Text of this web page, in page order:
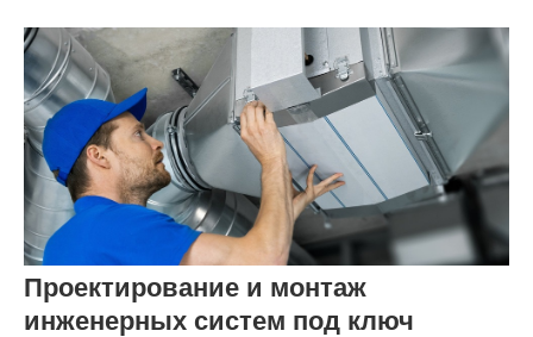
Проектирование и монтаж
инженерных систем под ключ